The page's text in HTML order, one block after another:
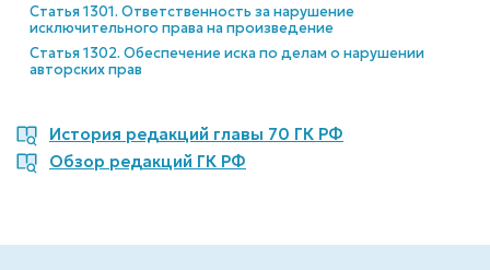
Статья 1301. Ответственность за нарушение
исключительного права на произведение
Статья 1302. Обеспечение иска по делам о нарушении
авторских прав
История редакций главы 70 ГК РФ
Обзор редакций ГК РФ